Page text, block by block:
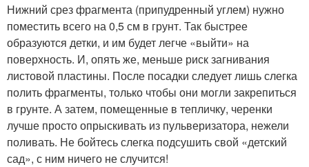
Нижний срез фрагмента (припудренный углем) нужно
поместить всего на 0,5 см в грунт. Так быстрее
образуются детки, и им будет легче «выйти» на
поверхность. И, опять же, меньше риск загнивания
листовой пластины. После посадки следует лишь слегка
полить фрагменты, только чтобы они могли закрепиться
в грунте. А затем, помещенные в тепличку, черенки
лучше просто опрыскивать из пульверизатора, нежели
поливать. Не бойтесь слегка подсушить свой «детский
сад», с ним ничего не случится!